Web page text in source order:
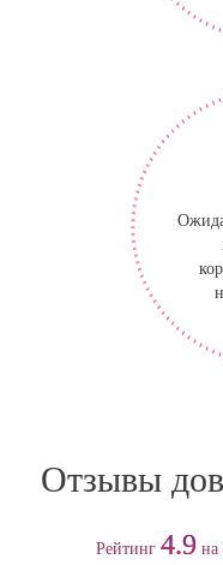
Отзывы
Рейтинг 4.9 на